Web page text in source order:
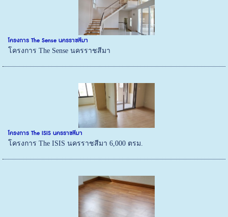
โครงการ The Sense นครราชสีมา
โครงการ The Sense นครราชสีมา
โครงการ The ISIS นครราชสีมา
โครงการ The ISIS นครราชสีมา 6,000 ตรม.